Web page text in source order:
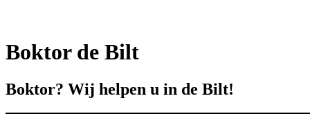
Boktor de Bilt
Boktor? Wij helpen u in de Bilt!